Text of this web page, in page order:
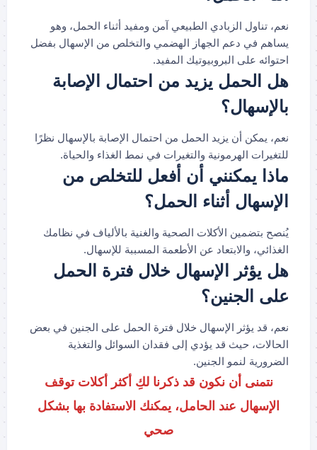
نعم، تناول الزبادي الطبيعي آمن ومفيد أثناء الحمل، وهو
يساهم في دعم الجهاز الهضمي والتخلص من الإسهال بفضل
احتوائه على البروبيوتيك المفيد.
هل الحمل يزيد من احتمال الإصابة
بالإسهال؟
نعم، يمكن أن يزيد الحمل من احتمال الإصابة بالإسهال نظرًا
للتغيرات الهرمونية والتغيرات في نمط الغذاء والحياة.
ماذا يمكنني أن أفعل للتخلص من
الإسهال أثناء الحمل؟
يُنصح بتضمين الأكلات الصحية والغنية بالألياف في نظامك
الغذائي، والابتعاد عن الأطعمة المسببة للإسهال.
هل يؤثر الإسهال خلال فترة الحمل
على الجنين؟
نعم، قد يؤثر الإسهال خلال فترة الحمل على الجنين في بعض
الحالات، حيث قد يؤدي إلى فقدان السوائل والتغذية
الضرورية لنمو الجنين.
نتمنى أن نكون قد ذكرنا لكِ أكثر أكلات توقف
الإسهال عند الحامل، يمكنك الاستفادة بها بشكل
صحي